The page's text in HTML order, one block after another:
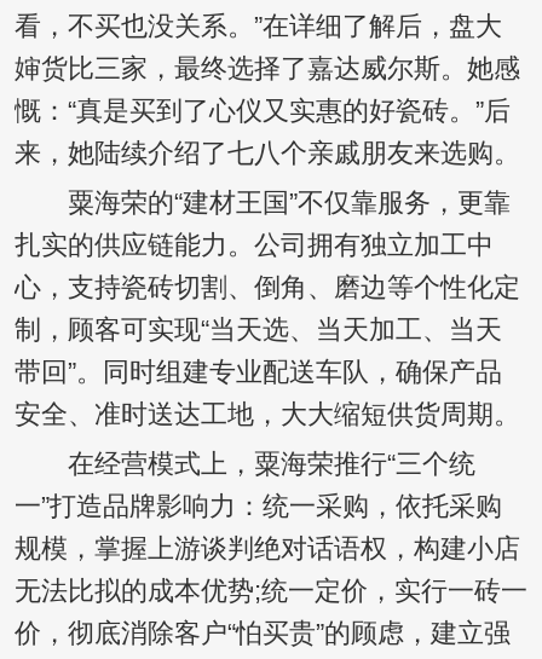
看，不买也没关系。”在详细了解后，盘大
婶货比三家，最终选择了嘉达威尔斯。她感
慨：“真是买到了心仪又实惠的好瓷砖。”后
来，她陆续介绍了七八个亲戚朋友来选购。
粟海荣的“建材王国”不仅靠服务，更靠
扎实的供应链能力。公司拥有独立加工中
心，支持瓷砖切割、倒角、磨边等个性化定
制，顾客可实现“当天选、当天加工、当天
带回”。同时组建专业配送车队，确保产品
安全、准时送达工地，大大缩短供货周期。
在经营模式上，粟海荣推行“三个统
一”打造品牌影响力：统一采购，依托采购
规模，掌握上游谈判绝对话语权，构建小店
无法比拟的成本优势;统一定价，实行一砖一
价，彻底消除客户“怕买贵”的顾虑，建立强